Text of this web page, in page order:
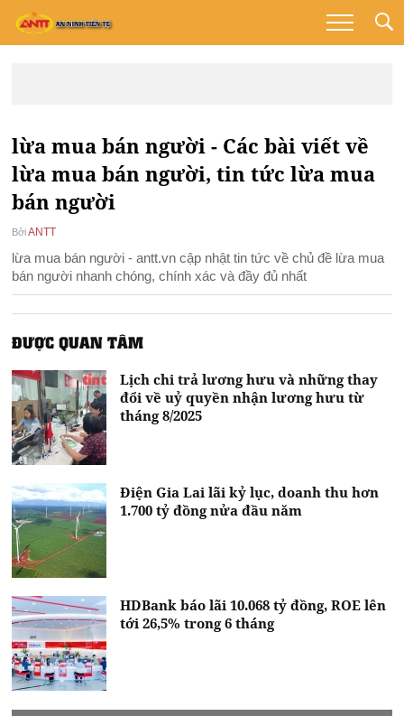
lừa mua bán người - Các bài viết về
lừa mua bán người, tin tức lừa mua
bán người
Bởi ANTT
lừa mua bán người - antt.vn cập nhật tin tức về chủ đề lừa mua
bán người nhanh chóng, chính xác và đầy đủ nhất
ĐƯỢC QUAN TÂM
Lịch chi trả lương hưu và những thay
đổi về uỷ quyền nhận lương hưu từ
tháng 8/2025
Điện Gia Lai lãi kỷ lục, doanh thu hơn
1.700 tỷ đồng nửa đầu năm
HDBank báo lãi 10.068 tỷ đồng, ROE lên
tới 26,5% trong 6 tháng